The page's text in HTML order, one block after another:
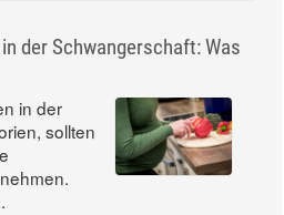
der Schwangerschaft: Was
in der
sollten